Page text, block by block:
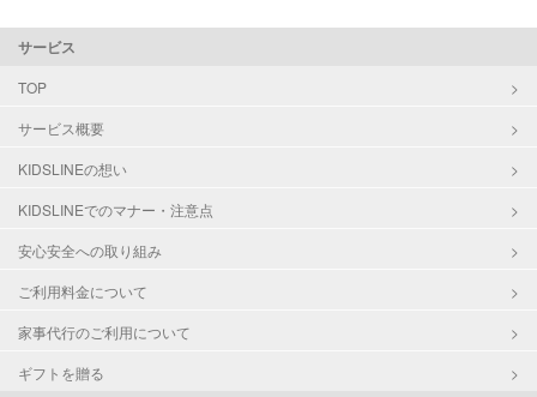
サービス
TOP
サービス概要
KIDSLINEの想い
KIDSLINEでのマナー・注意点
安心安全への取り組み
ご利用料金について
家事代行のご利用について
ギフトを贈る